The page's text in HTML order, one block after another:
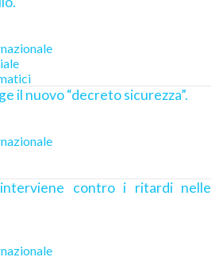
il nuovo “decreto sicurezza”.
contro i ritardi nelle